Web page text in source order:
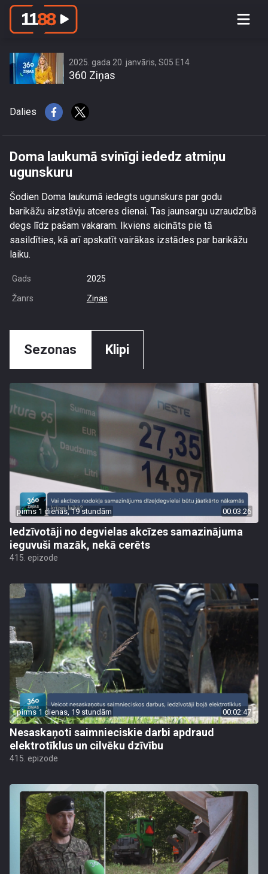
Doma laukumā svinīgi iededz atmiņu
2025. gada 20. janvāris, S05 E14
360 Ziņas
Dalies
Doma laukumā svinīgi iededz atmiņu
ugunskuru
Šodien Doma laukumā iedegts ugunskurs par godu
barikāžu aizstāvju atceres dienai. Tas jaunsargu uzraudzībā
degs līdz pašam vakaram. Ikviens aicināts pie tā
sasildīties, kā arī apskatīt vairākas izstādes par barikāžu
laiku.
Gads 2025
Žanrs Ziņas
Sezonas Klipi
pirms 1 dienas, 19 stundām 00:03:26
Iedzīvotāji no degvielas akcīzes samazinājuma
ieguvuši mazāk, nekā cerēts
415. epizode
pirms 1 dienas, 19 stundām 00:02:47
Nesaskaņoti saimnieciskie darbi apdraud
elektrotīklus un cilvēku dzīvību
415. epizode